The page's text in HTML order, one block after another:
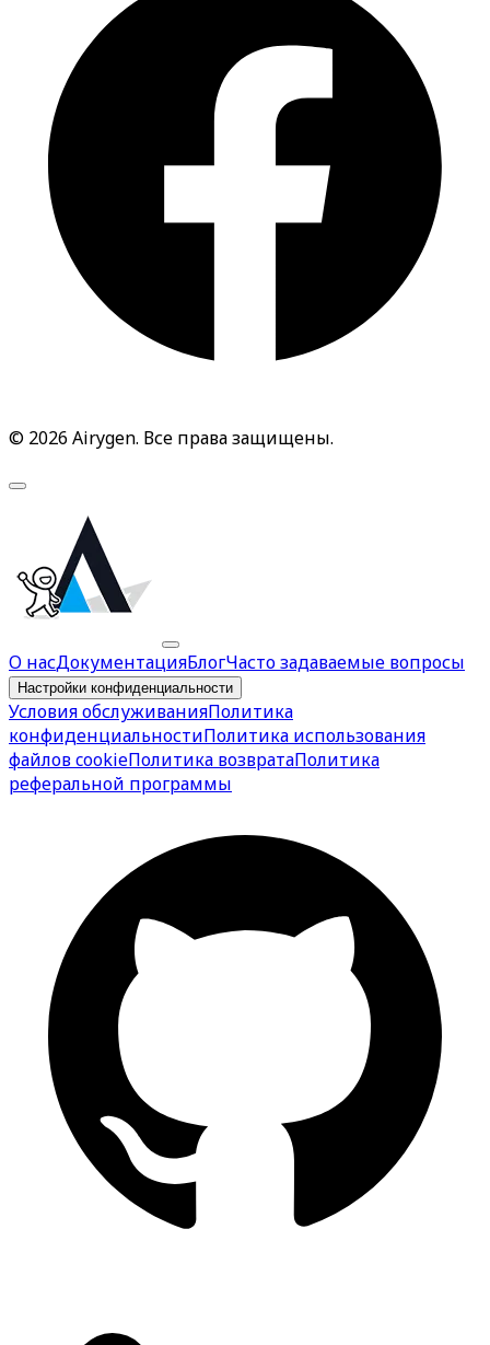
© 2026 Airygen. Все права защищены.
О насДокументацияБлогЧасто задаваемые вопросы
Настройки конфиденциальности
Условия обслуживанияПолитика
конфиденциальностиПолитика использования
файлов cookieПолитика возвратаПолитика
реферальной программы